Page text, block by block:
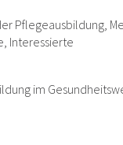
Pflegeausbildung,
Interessierte
im